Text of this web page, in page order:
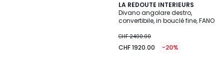
LA REDOUTE INTERIEURS
Divano angolare destro,
convertibile, in bouclé fine, FANO
1920.00
invece
CHF 2400.00
CHF 1920.00 -20%